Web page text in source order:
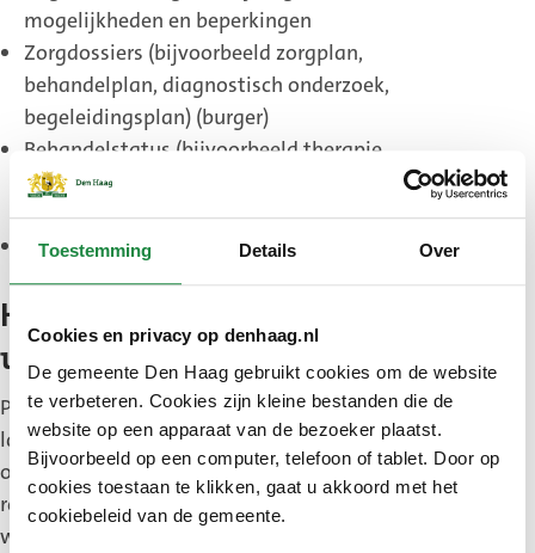
Toestemming Details Over
Cookies en privacy op denhaag.nl
De gemeente Den Haag gebruikt cookies om de website
te verbeteren. Cookies zijn kleine bestanden die de
website op een apparaat van de bezoeker plaatst.
Bijvoorbeeld op een computer, telefoon of tablet. Door op
cookies toestaan te klikken, gaat u akkoord met het
cookiebeleid van de gemeente.
mogelijkheden en beperkingen
Zorgdossiers (bijvoorbeeld zorgplan,
behandelplan, diagnostisch onderzoek,
begeleidingsplan) (burger)
Behandelstatus (bijvoorbeeld therapie,
medicatie, verpleegkundige ondersteuning)
(burger)
Middelengebruik (burger)
Hoe lang bewaart de gemeente
uw persoonsgegevens?
Persoonsgegevens in het dossier worden niet
langer bewaard dan 15 jaar. Dit moet de gemeente
op basis van artikel 5.3.4 lid 1, Wmo2015: te
rekenen vanaf het tijdstip waarop de laatste
wijziging van die persoonsgegevens is vastgelegd,